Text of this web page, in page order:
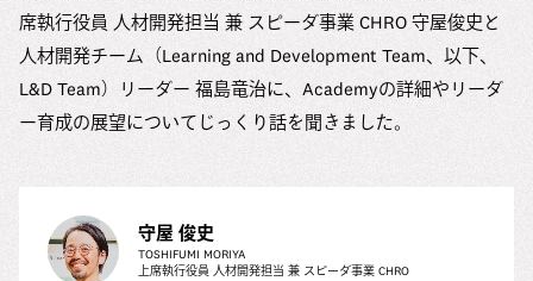
席執行役員 人材開発担当 兼 スピーダ事業 CHRO 守屋俊史と
人材開発チーム（Learning and Development Team、以下、
L&D Team）リーダー 福島竜治に、Academyの詳細やリーダ
ー育成の展望についてじっくり話を聞きました。
守屋 俊史
TOSHIFUMI MORIYA
上席執行役員 人材開発担当 兼 スピーダ事業 CHRO